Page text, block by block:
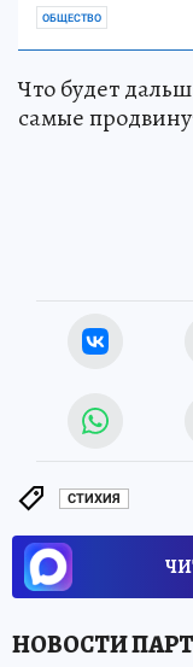
ОБЩЕСТВО
Что будет
самые
СТИХИЯ